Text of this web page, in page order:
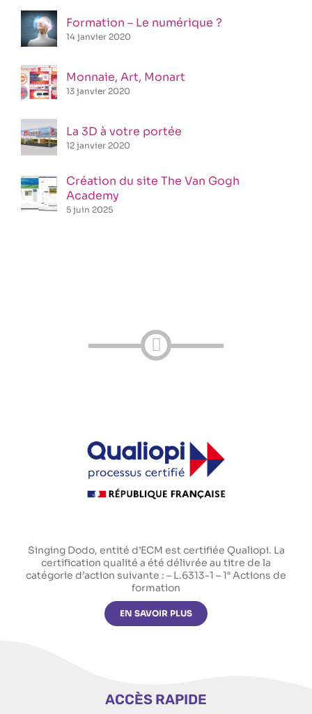
Formation – Le numérique ?
14 janvier 2020
Monnaie, Art, Monart
13 janvier 2020
La 3D à votre portée
12 janvier 2020
Création du site The Van Gogh
Academy
5 juin 2025
Singing Dodo, entité d’ECM est certifiée Qualiopi. La
certification qualité a été délivrée au titre de la
catégorie d’action suivante : – L.6313-1 – 1° Actions de
formation
EN SAVOIR PLUS
ACCÈS RAPIDE